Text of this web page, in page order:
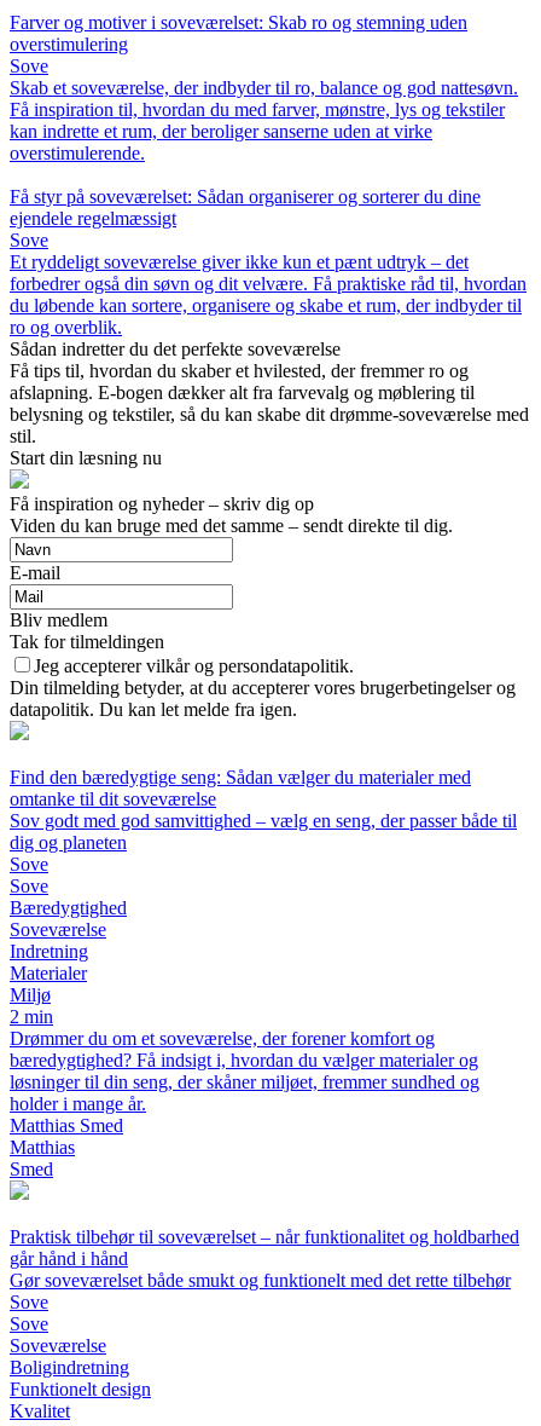
Farver og motiver i soveværelset: Skab ro og stemning uden
overstimulering
Sove
Skab et soveværelse, der indbyder til ro, balance og god nattesøvn.
Få inspiration til, hvordan du med farver, mønstre, lys og tekstiler
kan indrette et rum, der beroliger sanserne uden at virke
overstimulerende.
Få styr på soveværelset: Sådan organiserer og sorterer du dine
ejendele regelmæssigt
Sove
Et ryddeligt soveværelse giver ikke kun et pænt udtryk – det
forbedrer også din søvn og dit velvære. Få praktiske råd til, hvordan
du løbende kan sortere, organisere og skabe et rum, der indbyder til
ro og overblik.
Sådan indretter du det perfekte soveværelse
Få tips til, hvordan du skaber et hvilested, der fremmer ro og
afslapning. E-bogen dækker alt fra farvevalg og møblering til
belysning og tekstiler, så du kan skabe dit drømme-soveværelse med
stil.
Start din læsning nu
Få inspiration og nyheder – skriv dig op
Viden du kan bruge med det samme – sendt direkte til dig.
E-mail
Bliv medlem
Tak for tilmeldingen
Jeg accepterer vilkår og persondatapolitik.
Din tilmelding betyder, at du accepterer vores brugerbetingelser og
datapolitik. Du kan let melde fra igen.
Find den bæredygtige seng: Sådan vælger du materialer med
omtanke til dit soveværelse
Sov godt med god samvittighed – vælg en seng, der passer både til
dig og planeten
Sove
Sove
Bæredygtighed
Soveværelse
Indretning
Materialer
Miljø
2 min
Drømmer du om et soveværelse, der forener komfort og
bæredygtighed? Få indsigt i, hvordan du vælger materialer og
løsninger til din seng, der skåner miljøet, fremmer sundhed og
holder i mange år.
Matthias Smed
Matthias
Smed
Praktisk tilbehør til soveværelset – når funktionalitet og holdbarhed
går hånd i hånd
Gør soveværelset både smukt og funktionelt med det rette tilbehør
Sove
Sove
Soveværelse
Boligindretning
Funktionelt design
Kvalitet